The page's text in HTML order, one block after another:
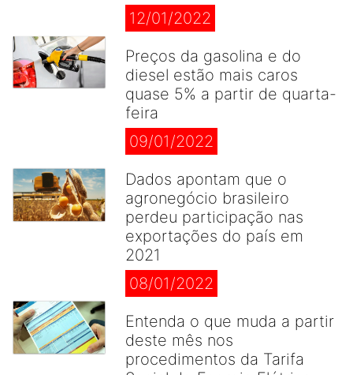
12/01/2022
Preços da gasolina e do
diesel estão mais caros
quase 5% a partir de quarta-
feira
09/01/2022
Dados apontam que o
agronegócio brasileiro
perdeu participação nas
exportações do país em
2021
08/01/2022
Entenda o que muda a partir
deste mês nos
procedimentos da Tarifa